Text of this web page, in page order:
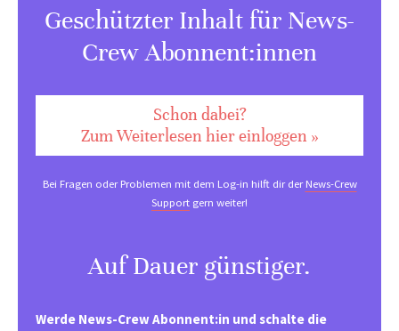
Geschützter Inhalt für News-
Crew Abonnent:innen
Schon dabei?
Zum Weiterlesen hier einloggen »
Bei Fragen oder Problemen mit dem Log-in hilft dir derNews-Crew
Support gern weiter!
Auf Dauer günstiger.
Werde News-Crew Abonnent:in und schalte die